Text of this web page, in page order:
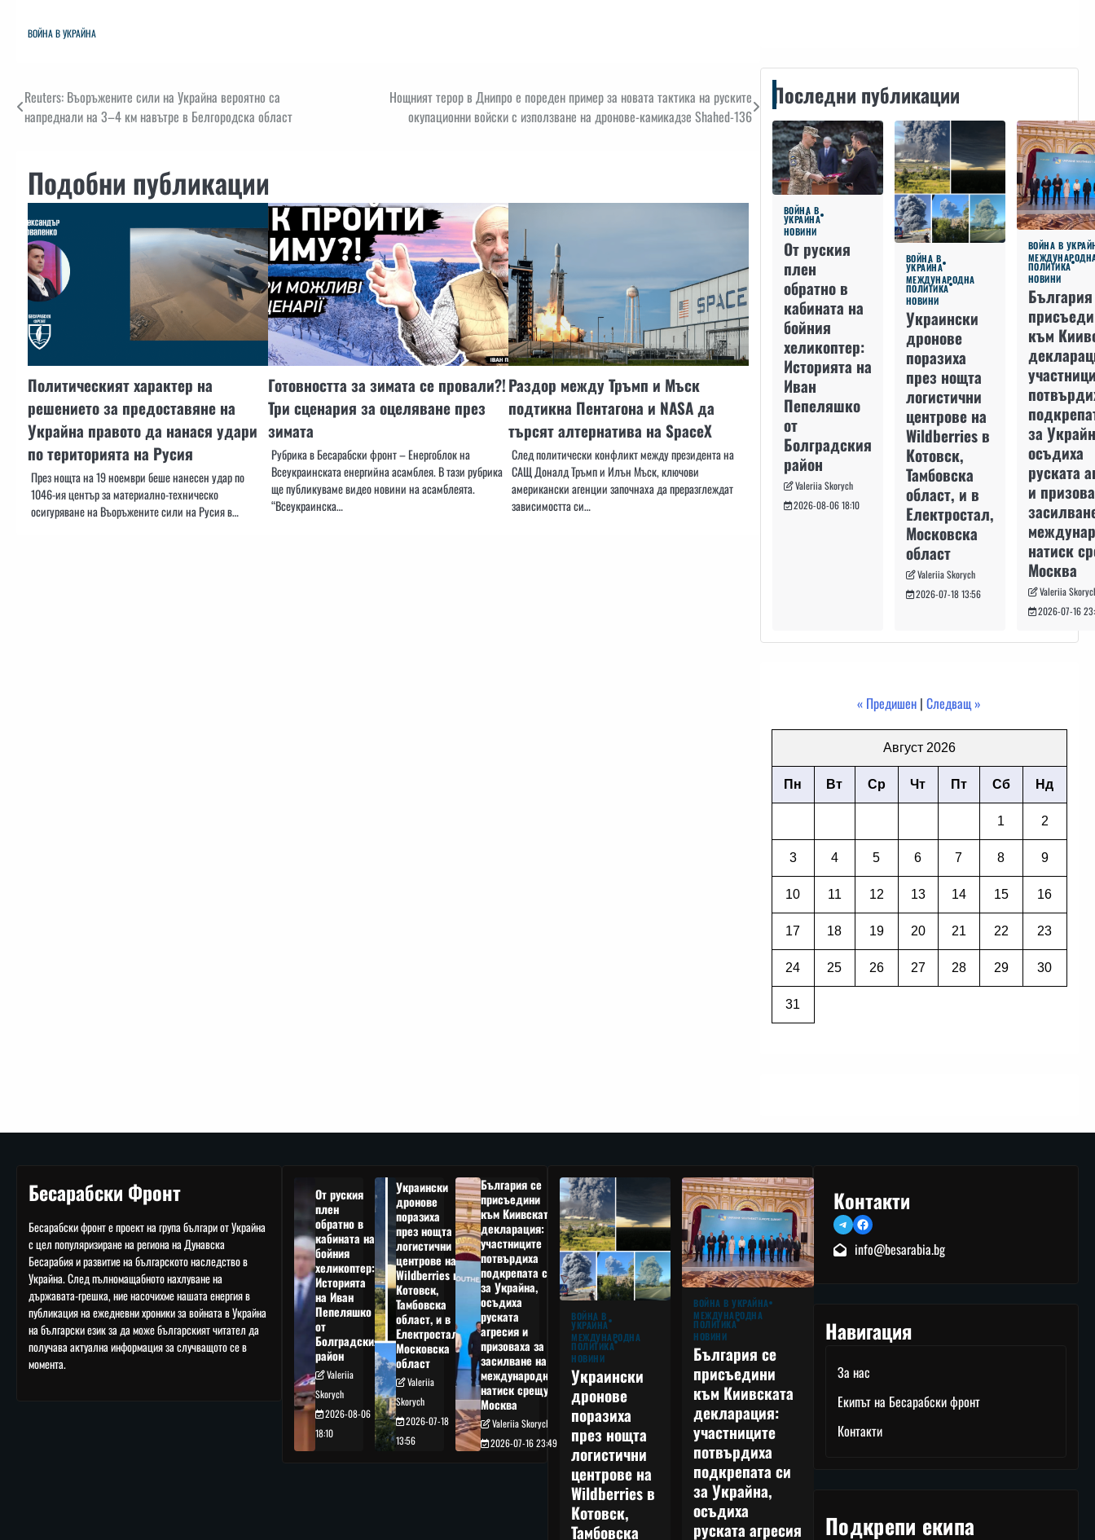
ВОЙНА В УКРАЙНА
Навигация
Reuters: Въоръжените сили на Украйна вероятно са
напреднали на 3–4 км навътре в Белгородска област
Нощният терор в Днипро е пореден пример за новата тактика на руските
окупационни войски с използване на дронове-камикадзе Shahed-136
Подобни публикации
Политическият характер на
решението за предоставяне на
Украйна правото да нанася удари
по територията на Русия
През нощта на 19 ноември беше нанесен удар по
1046-ия център за материално-техническо
осигуряване на Въоръжените сили на Русия в…
Готовността за зимата се провали?!
Три сценария за оцеляване през
зимата
Рубрика в Бесарабски фронт – Енергоблок на
Всеукраинската енергийна асамблея. В тази рубрика
ще публикуваме видео новини на асамблеята.
“Всеукраинска…
Раздор между Тръмп и Мъск
подтикна Пентагона и NASA да
търсят алтернатива на SpaceX
След политически конфликт между президента на
САЩ Доналд Тръмп и Илън Мъск, ключови
американски агенции започнаха да преразглеждат
зависимостта си…
Последни публикации
ВОЙНА В
УКРАЙНА
НОВИНИ
От руския
плен
обратно в
кабината на
бойния
хеликоптер:
Историята на
Иван
Пепеляшко
от
Болградския
район
Valeriia Skorych
2026-08-06 18:10
ВОЙНА В
УКРАЙНА
МЕЖДУНАРОДНА
ПОЛИТИКА
НОВИНИ
Украински
дронове
поразиха
през нощта
логистични
центрове на
Wildberries в
Котовск,
Тамбовска
област, и в
Електростал,
Московска
област
Valeriia Skorych
2026-07-18 13:56
ВОЙНА В
ПОЛИТИКА
НОВИНИ
към
за
осъдиха
руската
и
натиск
Москва
Valeriia
2026-07-16
« Предишен |Следващ »
Август 2026
Пн Вт Ср Чт Пт Сб Нд
1 2
3 4 5 6 7 8 9
10 11 12 13 14 15 16
17 18 19 20 21 22 23
24 25 26 27 28 29 30
31
Бесарабски Фронт
Бесарабски фронт е проект на група българи от Украйна
с цел популяризиране на региона на Дунавска
Бесарабия и развитие на българското наследство в
Украйна. След пълномащабното нахлуване на
държавата-грешка, ние насочихме нашата енергия в
публикация на ежедневни хроники за войната в Украйна
на български език за да може българският читател да
получава актуална информация за случващото се в
момента.
От руския
плен
обратно в
кабината на
бойния
хеликоптер:
Историята
на Иван
Пепеляшко
от
Болградския
район
Valeriia
Skorych
2026-08-06
18:10
Украински
дронове
поразиха
през нощта
логистични
центрове на
Wildberries в
Котовск,
Тамбовска
област, и в
Електростал,
Московска
област
Valeriia
Skorych
2026-07-18
13:56
България се
присъедини
към Киивската
декларация:
участниците
потвърдиха
подкрепата си
за Украйна,
осъдиха
руската
агресия и
призоваха за
засилване на
международния
натиск срещу
Москва
Valeriia Skorych
2026-07-16 23:49
ВОЙНА В
УКРАЙНА
МЕЖДУНАРОДНА
ПОЛИТИКА
НОВИНИ
Украински
дронове
поразиха
през нощта
логистични
центрове на
Wildberries в
Котовск,
Тамбовска
ВОЙНА В УКРАЙНА
МЕЖДУНАРОДНА
ПОЛИТИКА
НОВИНИ
България се
присъедини
към Киивската
декларация:
участниците
потвърдиха
подкрепата си
за Украйна,
осъдиха
руската агресия
Контакти
TelegramFacebook
info@besarabia.bg
Навигация
За нас
Екипът на Бесарабски фронт
Контакти
Подкрепи екипа